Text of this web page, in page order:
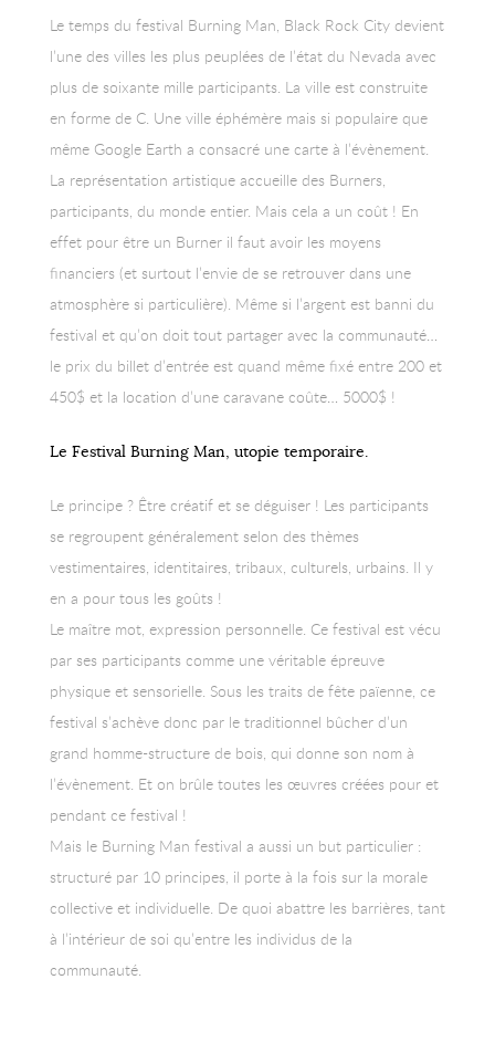
Le temps du festival Burning Man, Black Rock City devient
l’une des villes les plus peuplées de l’état du Nevada avec
plus de soixante mille participants. La ville est construite
en forme de C. Une ville éphémère mais si populaire que
même Google Earth a consacré une carte à l’évènement.
La représentation artistique accueille des Burners,
participants, du monde entier. Mais cela a un coût ! En
effet pour être un Burner il faut avoir les moyens
financiers (et surtout l’envie de se retrouver dans une
atmosphère si particulière). Même si l’argent est banni du
festival et qu’on doit tout partager avec la communauté…
le prix du billet d’entrée est quand même fixé entre 200 et
450$ et la location d’une caravane coûte… 5000$ !
Le Festival Burning Man, utopie temporaire.
Le principe ? Être créatif et se déguiser ! Les participants
se regroupent généralement selon des thèmes
vestimentaires, identitaires, tribaux, culturels, urbains. Il y
en a pour tous les goûts !
Le maître mot, expression personnelle. Ce festival est vécu
par ses participants comme une véritable épreuve
physique et sensorielle. Sous les traits de fête païenne, ce
festival s’achève donc par le traditionnel bûcher d’un
grand homme-structure de bois, qui donne son nom à
l’évènement. Et on brûle toutes les œuvres créées pour et
pendant ce festival !
Mais le Burning Man festival a aussi un but particulier :
structuré par 10 principes, il porte à la fois sur la morale
collective et individuelle. De quoi abattre les barrières, tant
à l’intérieur de soi qu’entre les individus de la
communauté.